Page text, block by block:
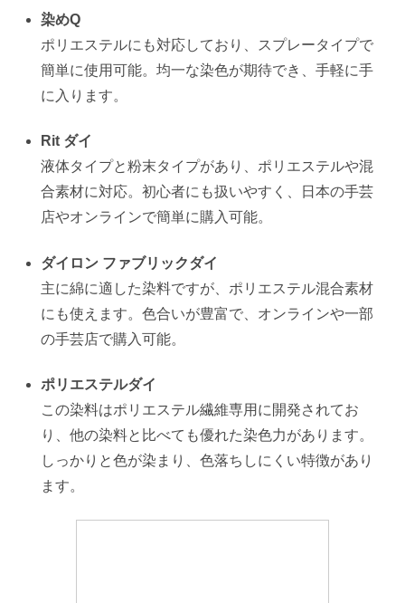
染めQ
ポリエステルにも対応しており、スプレータイプで
簡単に使用可能。均一な染色が期待でき、手軽に手
に入ります。
Rit ダイ
液体タイプと粉末タイプがあり、ポリエステルや混
合素材に対応。初心者にも扱いやすく、日本の手芸
店やオンラインで簡単に購入可能。
ダイロン ファブリックダイ
主に綿に適した染料ですが、ポリエステル混合素材
にも使えます。色合いが豊富で、オンラインや一部
の手芸店で購入可能。
ポリエステルダイ
この染料はポリエステル繊維専用に開発されてお
り、他の染料と比べても優れた染色力があります。
しっかりと色が染まり、色落ちしにくい特徴があり
ます。